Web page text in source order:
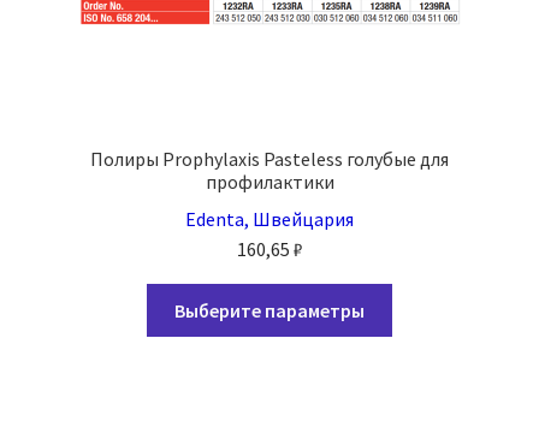
Полиры Prophylaxis Pasteless голубые для
профилактики
Edenta, Швейцария
160,65 ₽
Выберите параметры